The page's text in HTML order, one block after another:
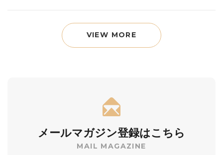
VIEW MORE
メールマガジン登録はこちら
MAIL MAGAZINE